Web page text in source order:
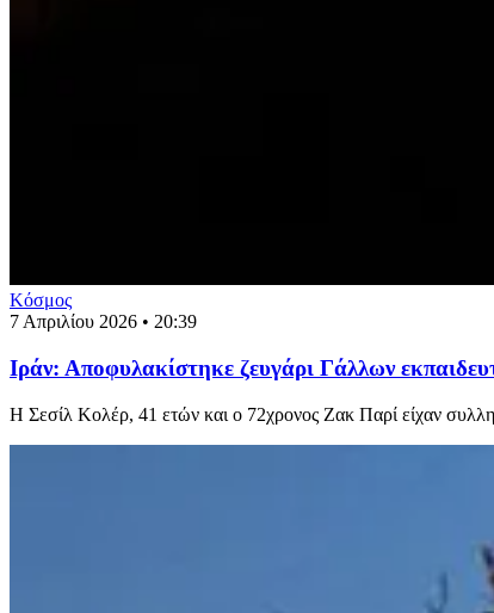
Κόσμος
7 Απριλίου 2026 • 20:39
Ιράν: Αποφυλακίστηκε ζευγάρι Γάλλων
Η Σεσίλ Κολέρ, 41 ετών και ο 72χρονος Ζακ Παρί είχαν